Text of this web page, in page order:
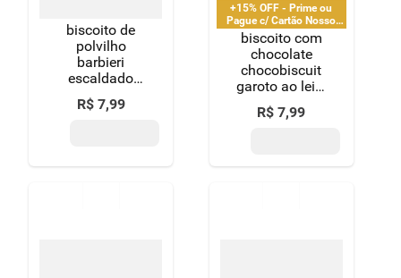
biscoito de
polvilho
barbieri
escaldado
150g
R$ 7,99
+15% OFF - Prime ou
Pague c/ Cartão Nosso
Pay
biscoito com
chocolate
chocobiscuit
garoto ao leite
78g
R$ 7,99